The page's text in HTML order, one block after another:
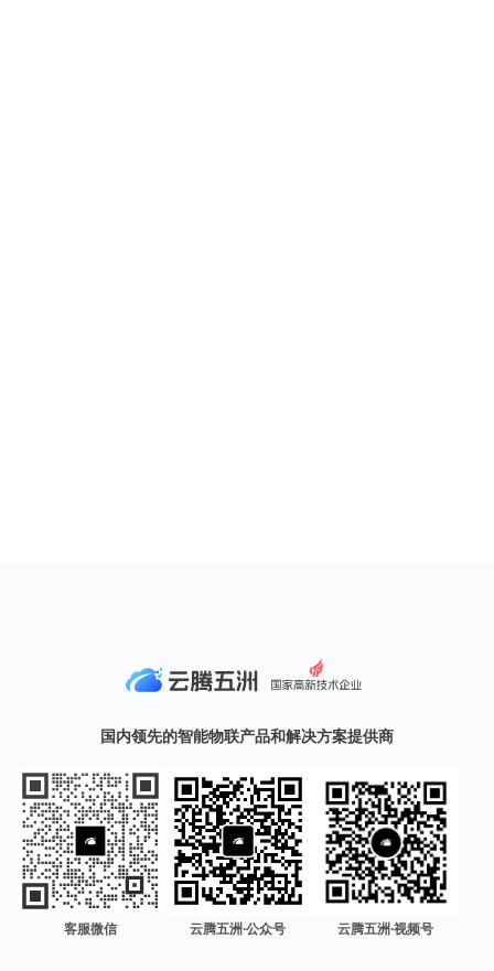
国内领先的智能物联产品和解决方案提供商
客服微信 云腾五洲·公众号 云腾五洲·视频号